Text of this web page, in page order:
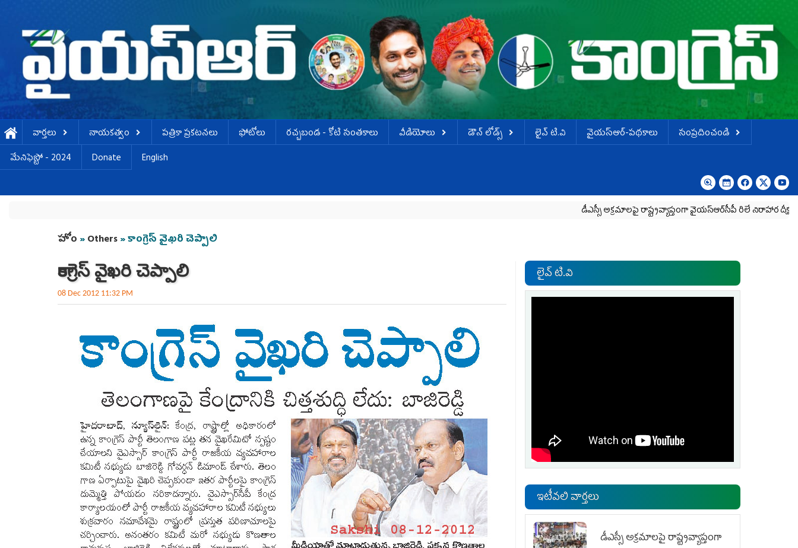
వార్తలు నాయకత్వం పత్రికా ప్రకటనలు ఫోటోలు ర‌చ్చ‌బండ‌ - కోటి సంత‌కాలు వీడియోలు డౌన్ లోడ్స్ లైవ్ టి.వి వైయస్ఆర్-పథకాలు
సంప్రదించండి
మేనిఫెస్టో - 2024
Donate English
డీఎస్సీ అక్రమాలపై రాష్ట్రవ్యాప్తంగా వైయ‌స్ఆర్‌సీపీ రిలే నిరాహార దీక్షలు
You are here
హోం »Others» కాంగ్రెస్ వైఖరి చెప్పాలి
కాంగ్రెస్ వైఖరి చెప్పాలి
08 Dec 2012 11:32 PM
లైవ్ టి.వి
ఇటీవలి వార్తలు
డీఎస్సీ అక్రమాలపై రాష్ట్రవ్యాప్తంగా